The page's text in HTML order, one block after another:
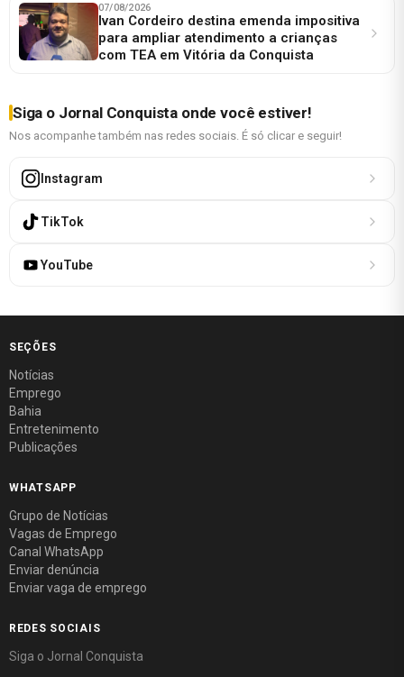
07/08/2026
Ivan Cordeiro destina emenda impositiva
para ampliar atendimento a crianças
com TEA em Vitória da Conquista
Siga o Jornal Conquista onde você estiver!
Nos acompanhe também nas redes sociais. É só clicar e seguir!
Instagram
TikTok
YouTube
SEÇÕES
Notícias
Emprego
Bahia
Entretenimento
Publicações
WHATSAPP
Grupo de Notícias
Vagas de Emprego
Canal WhatsApp
Enviar denúncia
Enviar vaga de emprego
REDES SOCIAIS
Siga o Jornal Conquista